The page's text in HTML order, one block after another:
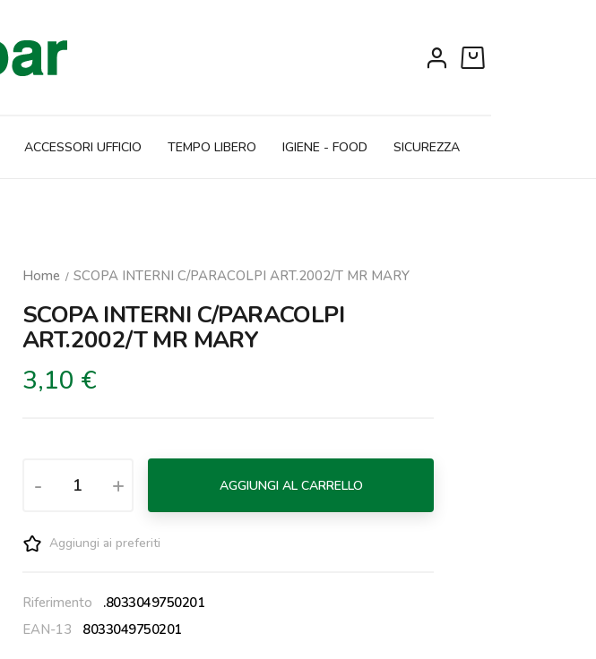
ACCESSORI UFFICIO TEMPO LIBERO IGIENE - FOOD SICUREZZA
Home SCOPA INTERNI C/PARACOLPI ART.2002/T MR MARY
SCOPA INTERNI C/PARACOLPI
ART.2002/T MR MARY
3,10 €
- + AGGIUNGI AL CARRELLO
Aggiungi ai preferiti
Riferimento
.8033049750201
EAN-13
8033049750201